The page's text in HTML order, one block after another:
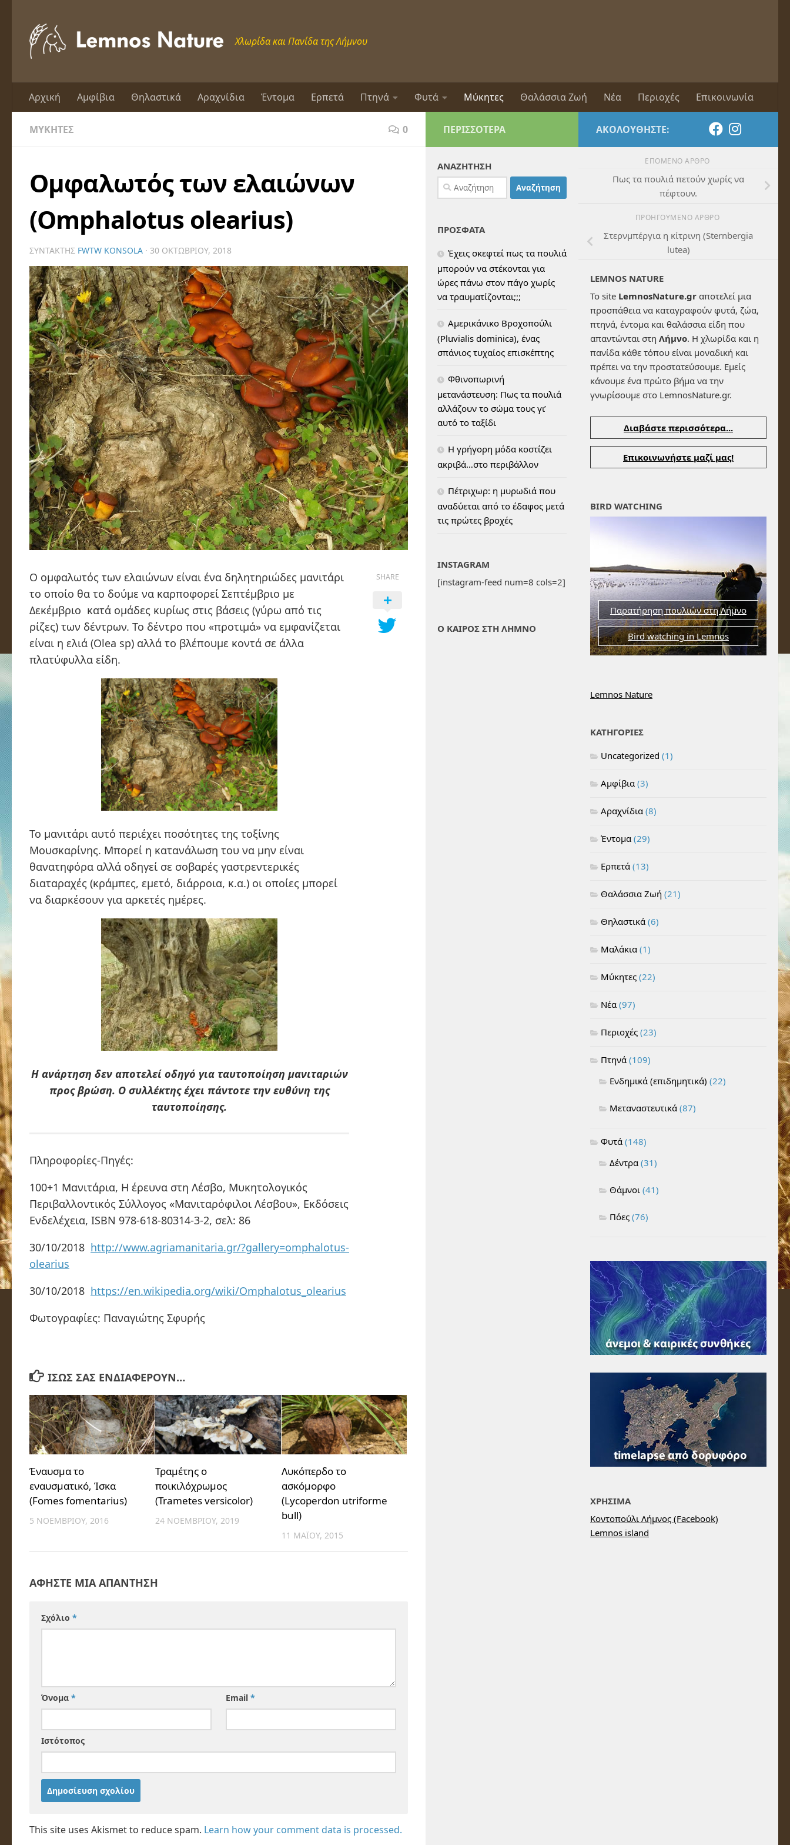
Χλωρίδα και Πανίδα της Λήμνου
Αρχική Αμφίβια Θηλαστικά Αραχνίδια Έντομα Ερπετά Πτηνά Φυτά Μύκητες Θαλάσσια Ζωή Νέα Περιοχές Επικοινωνία
ΜΎΚΗΤΕΣ 0
Ομφαλωτός των ελαιώνων
(Omphalotus olearius)
ΣΥΝΤΆΚΤΗΣ FWTW KONSOLA · 30 ΟΚΤΩΒΡΊΟΥ, 2018
Ο ομφαλωτός των ελαιώνων είναι ένα δηλητηριώδες μανιτάρι
το οποίο θα το δούμε να καρποφορεί Σεπτέμβριο με
Δεκέμβριο κατά ομάδες κυρίως στις βάσεις (γύρω από τις
ρίζες) των δέντρων. Το δέντρο που «προτιμά» να εμφανίζεται
είναι η ελιά (Olea sp) αλλά το βλέπουμε κοντά σε άλλα
πλατύφυλλα είδη.
Το μανιτάρι αυτό περιέχει ποσότητες της τοξίνης
Μουσκαρίνης. Μπορεί η κατανάλωση του να μην είναι
θανατηφόρα αλλά οδηγεί σε σοβαρές γαστρεντερικές
διαταραχές (κράμπες, εμετό, διάρροια, κ.α.) οι οποίες μπορεί
να διαρκέσουν για αρκετές ημέρες.
Η ανάρτηση δεν αποτελεί οδηγό για ταυτοποίηση μανιταριών
προς βρώση. Ο συλλέκτης έχει πάντοτε την ευθύνη της
ταυτοποίησης.
Πληροφορίες-Πηγές:
100+1 Μανιτάρια, Η έρευνα στη Λέσβο, Μυκητολογικός
Περιβαλλοντικός Σύλλογος «Μανιταρόφιλοι Λέσβου», Εκδόσεις
Ενδελέχεια, ISBN 978-618-80314-3-2, σελ: 86
30/10/2018 http://www.agriamanitaria.gr/?gallery=omphalotus-
olearius
30/10/2018 https://en.wikipedia.org/wiki/Omphalotus_olearius
Φωτογραφίες: Παναγιώτης Σφυρής
SHARE
ΊΣΩΣ ΣΑΣ ΕΝΔΙΑΦΈΡΟΥΝ…
Έναυσμα το
εναυσματικό, Ίσκα
(Fomes fomentarius)
5 ΝΟΕΜΒΡΊΟΥ, 2016
Τραμέτης ο
ποικιλόχρωμος
(Trametes versicolor)
24 ΝΟΕΜΒΡΊΟΥ, 2019
Λυκόπερδο το
ασκόμορφο
(Lycoperdon utriforme
bull)
11 ΜΑΪ́ΟΥ, 2015
ΑΦΉΣΤΕ ΜΙΑ ΑΠΆΝΤΗΣΗ
Σχόλιο *
Όνομα * Email*
Ιστότοπος
This site uses Akismet to reduce spam. Learn how your comment data is processed.
ΑΚΟΛΟΥΘΉΣΤΕ:
ΕΠΌΜΕΝΟ ΆΡΘΡΟ
Πως τα πουλιά πετούν χωρίς να
πέφτουν.
ΠΡΟΗΓΟΎΜΕΝΟ ΆΡΘΡΟ
Στερνμπέργια η κίτρινη (Sternbergia
lutea)
LEMNOS NATURE
Το site LemnosNature.gr αποτελεί μια
προσπάθεια να καταγραφούν φυτά, ζώα,
πτηνά, έντομα και θαλάσσια είδη που
απαντώνται στη Λήμνο. Η χλωρίδα και η
πανίδα κάθε τόπου είναι μοναδική και
πρέπει να την προστατεύσουμε. Εμείς
κάνουμε ένα πρώτο βήμα να την
γνωρίσουμε στο LemnosNature.gr.
Διαβάστε περισσότερα...
Επικοινωνήστε μαζί μας!
BIRD WATCHING
Παρατήρηση πουλιών στη Λήμνο
Bird watching in Lemnos
Lemnos Nature
ΚΑΤΗΓΟΡΙΕΣ
Uncategorized (1)
Αμφίβια (3)
Αραχνίδια (8)
Έντομα (29)
Ερπετά (13)
Θαλάσσια Ζωή (21)
Θηλαστικά (6)
Μαλάκια (1)
Μύκητες (22)
Νέα (97)
Περιοχές (23)
Πτηνά (109)
Ενδημικά (επιδημητικά) (22)
Μεταναστευτικά (87)
Φυτά (148)
Δέντρα (31)
Θάμνοι (41)
Πόες (76)
ΧΡΗΣΙΜΑ
Κοντοπούλι Λήμνος (Facebook)
Lemnos island
ΠΕΡΙΣΣΌΤΕΡΑ
ΑΝΑΖΗΤΗΣΗ
Αναζήτηση
για:
ΠΡΟΣΦΑΤΑ
Έχεις σκεφτεί πως τα πουλιά
μπορούν να στέκονται για
ώρες πάνω στον πάγο χωρίς
να τραυματίζονται;;;
Αμερικάνικο Βροχοπούλι
(Pluvialis dominica), ένας
σπάνιος τυχαίος επισκέπτης
Φθινοπωρινή
μετανάστευση: Πως τα πουλιά
αλλάζουν το σώμα τους γι’
αυτό το ταξίδι
H γρήγορη μόδα κοστίζει
ακριβά…στο περιβάλλον
Πέτριχωρ: η μυρωδιά που
αναδύεται από το έδαφος μετά
τις πρώτες βροχές
INSTAGRAM
[instagram-feed num=8 cols=2]
Ο ΚΑΙΡΟΣ ΣΤΗ ΛΗΜΝΟ